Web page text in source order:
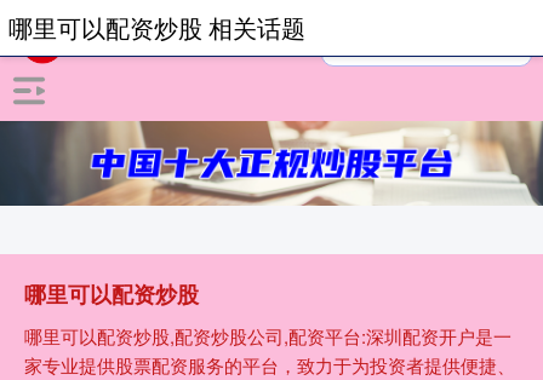
哪里可以配资炒股
哪里可以配资炒股,配资炒股公司,配资平台:深圳配资开户是一
家专业提供股票配资服务的平台，致力于为投资者提供便捷、
哪里可以配资炒股 相关话题